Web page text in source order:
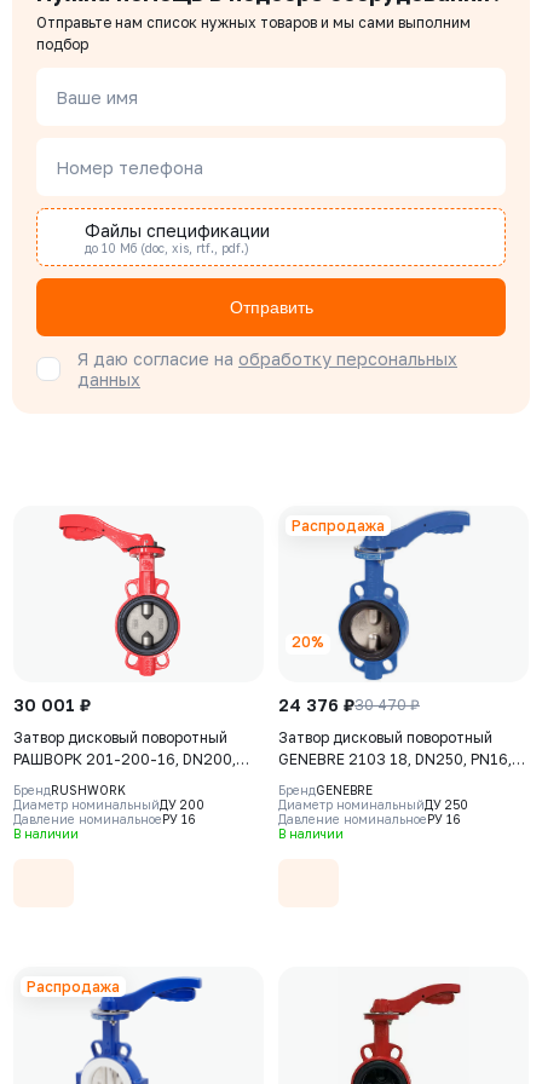
Отправьте нам список нужных товаров и мы сами выполним
подбор
Ваше имя
Номер телефона
Файлы спецификации
до 10 Мб (doc, xis, rtf., pdf.)
Отправить
Я даю согласие на обработку персональных
данных
30 001 ₽
Затвор дисковый поворотный
РАШВОРК 201-200-16, DN200,
PN16, корпус - GJL-250 (GG25),
диск - AISI304 (CF8), уплотнение
- EPDM, М/Ф, рукоятка
БрендRUSHWORK
Диаметр номинальныйДУ 200
Давление номинальноеРУ 16
В наличии
Распродажа
24 376 ₽30 470 ₽
20%
Затвор дисковый поворотный
GENEBRE 2103 18, DN250, PN16,
корпус - GJL-200 (GG20), диск -
GJS-400-15 (GGG40), уплотнение
- EPDM, М/Ф, рукоятка
БрендGENEBRE
Диаметр номинальныйДУ 250
Давление номинальноеРУ 16
В наличии
Распродажа